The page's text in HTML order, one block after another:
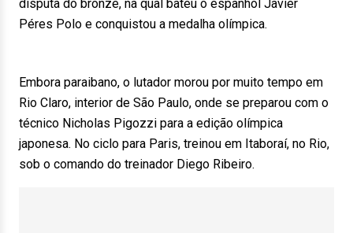
disputa do bronze, na qual bateu o espanhol Javier
Péres Polo e conquistou a medalha olímpica.
Embora paraibano, o lutador morou por muito tempo em
Rio Claro, interior de São Paulo, onde se preparou com o
técnico Nicholas Pigozzi para a edição olímpica
japonesa. No ciclo para Paris, treinou em Itaboraí, no Rio,
sob o comando do treinador Diego Ribeiro.